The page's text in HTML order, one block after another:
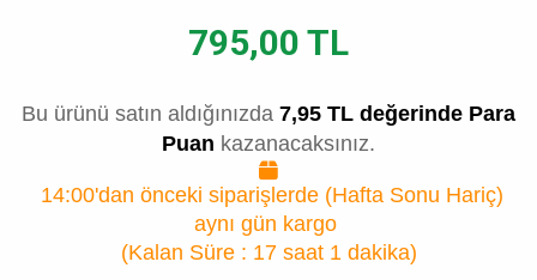
795,00 TL
Bu ürünü satın aldığınızda 7,95 TL değerinde Para
Puan kazanacaksınız.
14:00'dan önceki siparişlerde (Hafta Sonu Hariç)
aynı gün kargo
(Kalan Süre : 17 saat 1 dakika)